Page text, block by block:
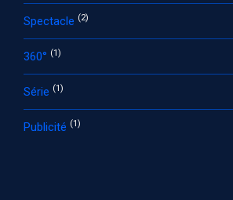
Spectacle (2)
360° (1)
Série (1)
Publicité (1)